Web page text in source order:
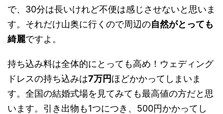
で、30分は長いけれど不便は感じさせないと思いま
す。それだけ山奥に行くので周辺の自然がとっても
綺麗ですよ。
持ち込み料は全体的にとっても高め！ウェディング
ドレスの持ち込みは7万円ほどかかってしまいま
す。全国の結婚式場を見てみても最高値の方だと思
います。引き出物も1つにつき、500円かかってし